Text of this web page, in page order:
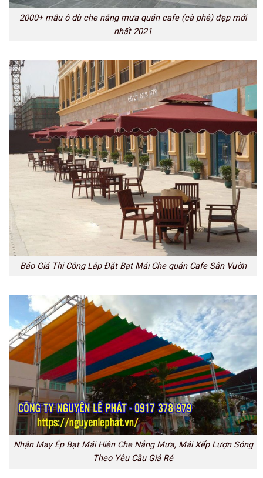
2000+ mẫu ô dù che nắng mưa quán cafe (cà phê) đẹp mới
nhất 2021
Báo Giá Thi Công Lắp Đặt Bạt Mái Che quán Cafe Sân Vườn
Nhận May Ép Bạt Mái Hiên Che Nắng Mưa, Mái Xếp Lượn Sóng
Theo Yêu Cầu Giá Rẻ